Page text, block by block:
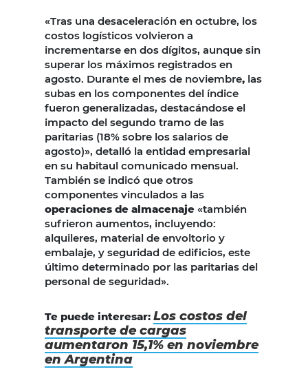
«Tras una desaceleración en octubre, los
costos logísticos volvieron a
incrementarse en dos dígitos, aunque sin
superar los máximos registrados en
agosto. Durante el mes de noviembre, las
subas en los componentes del índice
fueron generalizadas, destacándose el
impacto del segundo tramo de las
paritarias (18% sobre los salarios de
agosto)», detalló la entidad empresarial
en su habitaul comunicado mensual.
También se indicó que otros
componentes vinculados a las
operaciones de almacenaje «también
sufrieron aumentos, incluyendo:
alquileres, material de envoltorio y
embalaje, y seguridad de edificios, este
último determinado por las paritarias del
personal de seguridad».
Te puede interesar: Los costos del
transporte de cargas
aumentaron 15,1% en noviembre
en Argentina